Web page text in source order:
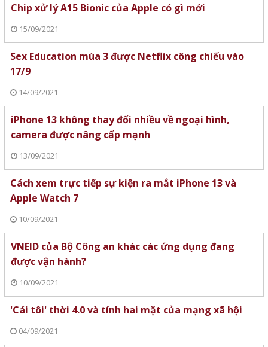
Chip xử lý A15 Bionic của Apple có gì mới
15/09/2021
Sex Education mùa 3 được Netflix công chiếu vào
17/9
14/09/2021
iPhone 13 không thay đổi nhiều về ngoại hình,
camera được nâng cấp mạnh
13/09/2021
Cách xem trực tiếp sự kiện ra mắt iPhone 13 và
Apple Watch 7
10/09/2021
VNEID của Bộ Công an khác các ứng dụng đang
được vận hành?
10/09/2021
'Cái tôi' thời 4.0 và tính hai mặt của mạng xã hội
04/09/2021